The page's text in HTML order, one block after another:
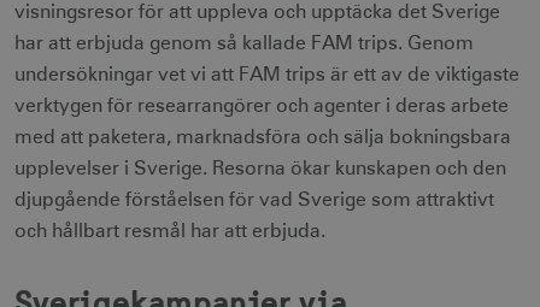
visningsresor för att uppleva och upptäcka det Sverige
har att erbjuda genom så kallade FAM trips. Genom
undersökningar vet vi att FAM trips är ett av de viktigaste
verktygen för researrangörer och agenter i deras arbete
med att paketera, marknadsföra och sälja bokningsbara
upplevelser i Sverige. Resorna ökar kunskapen och den
djupgående förståelsen för vad Sverige som attraktivt
och hållbart resmål har att erbjuda.
Strikt nödvändigt
Prestanda
Inriktning
Funktioner
Strikt nödvändiga cookies tillåter
webbplatsfunktioner som användarinloggning
och kontohantering men bidrar även till en
säker webbplats. Webbplatsen kan inte
användas ordentligt utan strikt nödvändiga
Leverantör / Domän